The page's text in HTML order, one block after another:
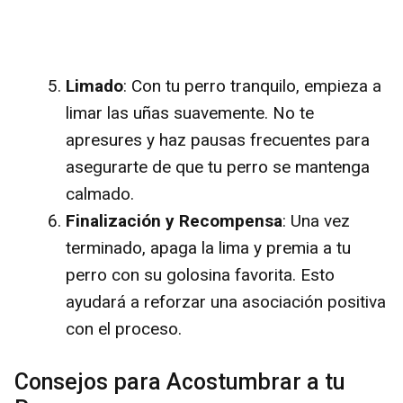
Limado: Con tu perro tranquilo, empieza a
limar las uñas suavemente. No te
apresures y haz pausas frecuentes para
asegurarte de que tu perro se mantenga
calmado.
Finalización y Recompensa: Una vez
terminado, apaga la lima y premia a tu
perro con su golosina favorita. Esto
ayudará a reforzar una asociación positiva
con el proceso.
Consejos para Acostumbrar a tu